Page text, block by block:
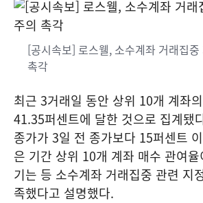
[공시속보] 로스웰, 소수계좌 거래집
촉각
최근 3거래일 동안 상위 10개 계좌
41.35퍼센트에 달한 것으로 집계됐
종가가 3일 전 종가보다 15퍼센트
은 기간 상위 10개 계좌 매수 관여
기는 등 소수계좌 거래집중 관련 지
족했다고 설명했다.